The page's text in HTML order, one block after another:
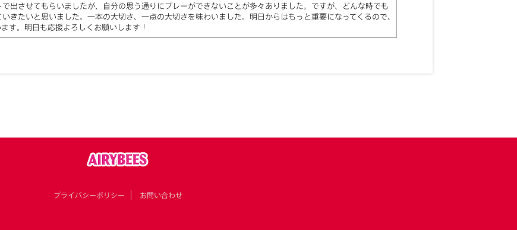
出させてもらいましたが、自分の思う通りにプレーができないことが多々ありました。ですが、どんな時でも
きたいと思いました。一本の大切さ、一点の大切さを味わいました。明日からはもっと重要になってくるので、
す。明日も応援よろしくお願いします！
プライバシーポリシー お問い合わせ